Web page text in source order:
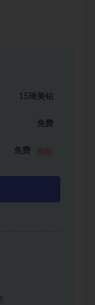
15琦美钻
免费
免费